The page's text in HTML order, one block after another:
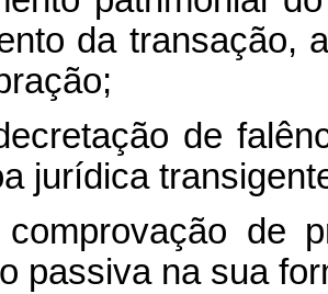
da transação,
de
jurídica
de
passiva na sua